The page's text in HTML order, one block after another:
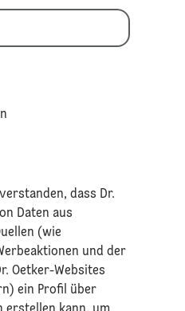
dass Dr.
Daten aus
(wie
und der
Oetker-Websites
ein Profil über